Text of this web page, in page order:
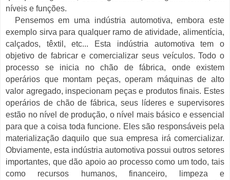
níveis e funções.
Pensemos em uma indústria automotiva, embora este
exemplo sirva para qualquer ramo de atividade, alimentícia,
calçados, têxtil, etc... Esta indústria automotiva tem o
objetivo de fabricar e comercializar seus veículos. Todo o
processo se inicia no chão de fábrica, onde existem
operários que montam peças, operam máquinas de alto
valor agregado, inspecionam peças e produtos finais. Estes
operários de chão de fábrica, seus líderes e supervisores
estão no nível de produção, o nível mais básico e essencial
para que a coisa toda funcione. Eles são responsáveis pela
materialização daquilo que sua empresa irá comercializar.
Obviamente, esta indústria automotiva possui outros setores
importantes, que dão apoio ao processo como um todo, tais
como recursos humanos, financeiro, limpeza e